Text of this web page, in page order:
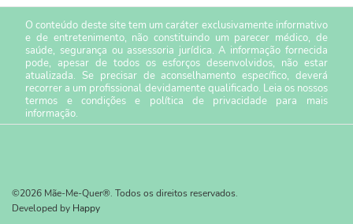
O conteúdo deste site tem um caráter exclusivamente informativo
e de entretenimento, não constituindo um parecer médico, de
saúde, segurança ou assessoria jurídica. A informação fornecida
pode, apesar de todos os esforços desenvolvidos, não estar
atualizada. Se precisar de aconselhamento específico, deverá
recorrer a um profissional devidamente qualificado. Leia os nossos
termos e condiçõese política de privacidade para mais
informação.
©2026 Mãe-Me-Quer®. Todos os direitos reservados.
Developed by Happy